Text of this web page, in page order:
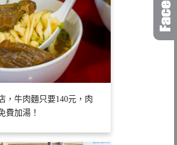
，牛肉麵只要140元，肉
費加湯！